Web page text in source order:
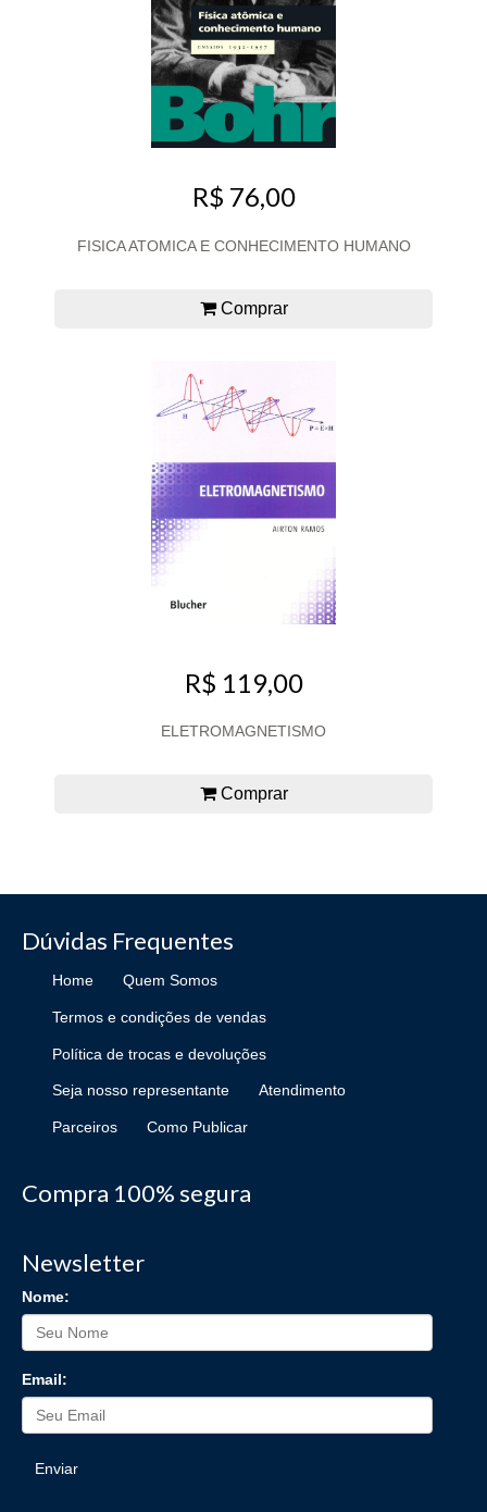
R$ 76,00
FISICA ATOMICA E CONHECIMENTO HUMANO
Comprar
R$ 119,00
ELETROMAGNETISMO
Comprar
Dúvidas Frequentes
Home Quem Somos
Termos e condições de vendas
Política de trocas e devoluções
Seja nosso representante Atendimento
Parceiros Como Publicar
Compra 100% segura
Newsletter
Nome:
Email:
Enviar